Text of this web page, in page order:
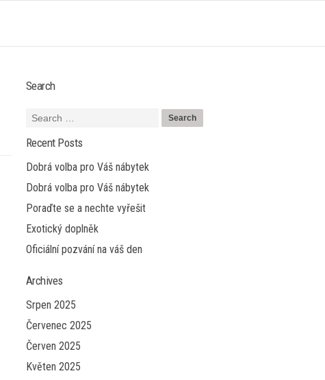
Search
Recent Posts
Dobrá volba pro Váš nábytek
Dobrá volba pro Váš nábytek
Poraďte se a nechte vyřešit
Exotický doplněk
Oficiální pozvání na váš den
Archives
Srpen 2025
Červenec 2025
Červen 2025
Květen 2025